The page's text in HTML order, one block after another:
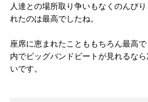
人達との場所取り争いもなくのんび
れたのは最高でしたね。
座席に恵まれたことももちろん最高
内でビッグバンドビートが見れるな
いです。